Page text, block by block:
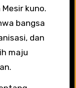
kuno.
bangsa
dan
maju